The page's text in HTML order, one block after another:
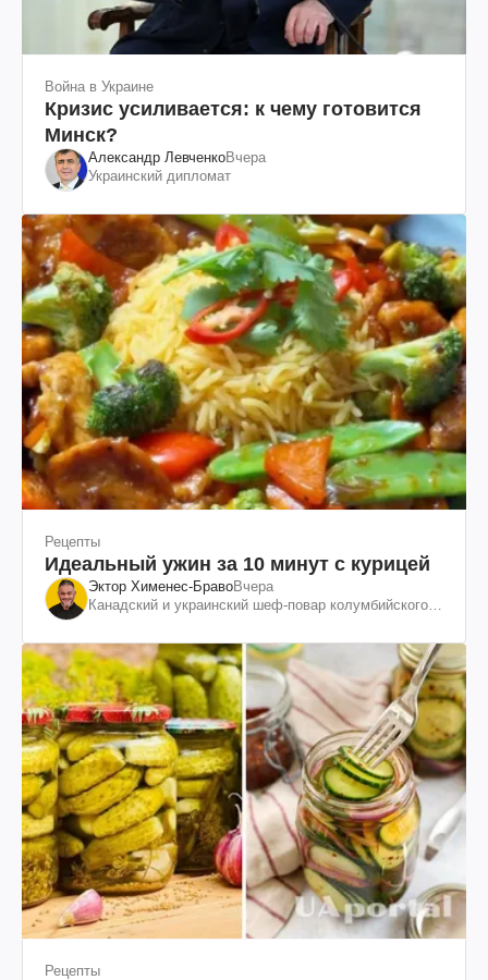
Война в Украине
Кризис усиливается: к чему готовится
Минск?
Александр ЛевченкоВчера
Украинский дипломат
Рецепты
Идеальный ужин за 10 минут с курицей
Эктор Хименес-БравоВчера
Канадский и украинский шеф-повар колумбийского
Рецепты